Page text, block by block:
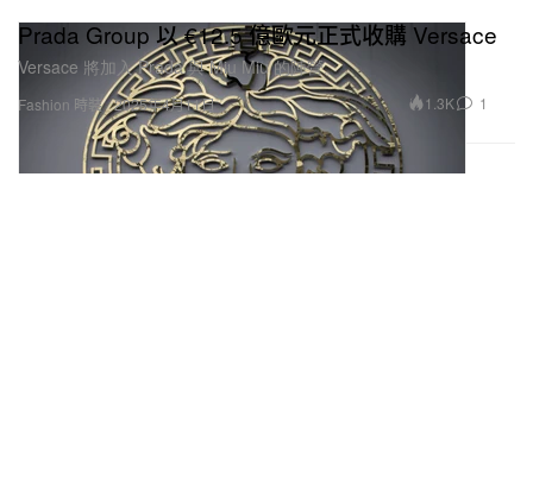
Fashion 時裝
Prada Group 以 €12.5 億歐元正式收購 Versace
Versace 將加入 Prada 與 Miu Miu 的陣營。
2025年4月11日 1.3K 1